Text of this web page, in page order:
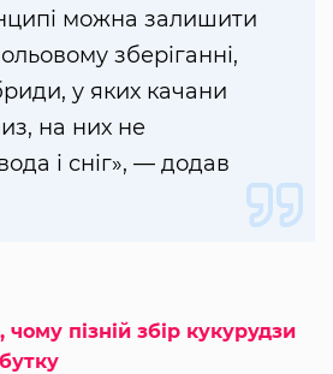
можна залишити
зберіганні,
у яких качани
на них не
і сніг», — додав
чому пізній збір кукурудзи